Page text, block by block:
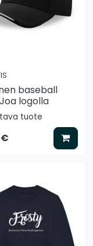
baseball
logolla
tuote
€